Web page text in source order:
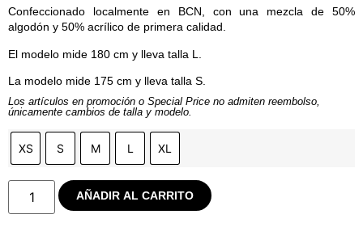
Confeccionado localmente en BCN, con una mezcla de 50%
algodón y 50% acrílico de primera calidad.
El modelo mide 180 cm y lleva talla L.
La modelo mide 175 cm y lleva talla S.
Los artículos en promoción o Special Price no admiten reembolso,
únicamente cambios de talla y modelo.
XS S M L XL
AÑADIR AL CARRITO